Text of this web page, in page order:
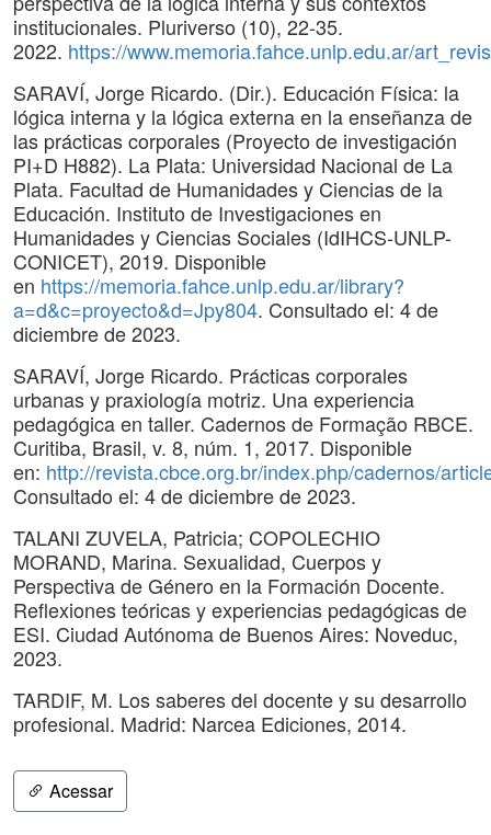
institucionales. Pluriverso (10), 22-35.
2022. https://www.memoria.fahce.unlp.edu.ar/
SARAVÍ, Jorge Ricardo. (Dir.). Educación Física: la
lógica interna y la lógica externa en la enseñanza de
las prácticas corporales (Proyecto de investigación
PI+D H882). La Plata: Universidad Nacional de La
Plata. Facultad de Humanidades y Ciencias de la
Educación. Instituto de Investigaciones en
Humanidades y Ciencias Sociales (IdIHCS-UNLP-
CONICET), 2019. Disponible
en https://memoria.fahce.unlp.edu.ar/library?
a=d&c=proyecto&d=Jpy804. Consultado el: 4 de
diciembre de 2023.
SARAVÍ, Jorge Ricardo. Prácticas corporales
urbanas y praxiología motriz. Una experiencia
pedagógica en taller. Cadernos de Formação RBCE.
Curitiba, Brasil, v. 8, núm. 1, 2017. Disponible
en: http://revista.cbce.org.br/index.php/cadernos/
Consultado el: 4 de diciembre de 2023.
TALANI ZUVELA, Patricia; COPOLECHIO
MORAND, Marina. Sexualidad, Cuerpos y
Perspectiva de Género en la Formación Docente.
Reflexiones teóricas y experiencias pedagógicas de
ESI. Ciudad Autónoma de Buenos Aires: Noveduc,
2023.
TARDIF, M. Los saberes del docente y su desarrollo
profesional. Madrid: Narcea Ediciones, 2014.
Acessar